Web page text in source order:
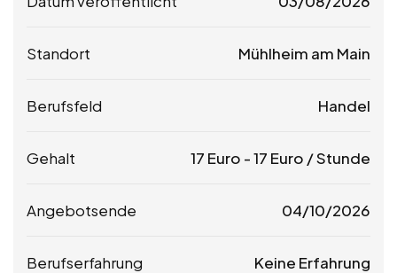
Standort Mühlheim am Main
Berufsfeld Handel
Gehalt 17 Euro -17 Euro / Stunde
Angebotsende 04/10/2026
Berufserfahrung Keine Erfahrung